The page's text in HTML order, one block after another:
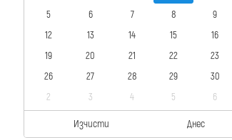
5
6 7 8 9
12
13 14 15 16
19
20 21 22 23
26
27 28 29 30
2
3 4 5 6
Изчисти Днес